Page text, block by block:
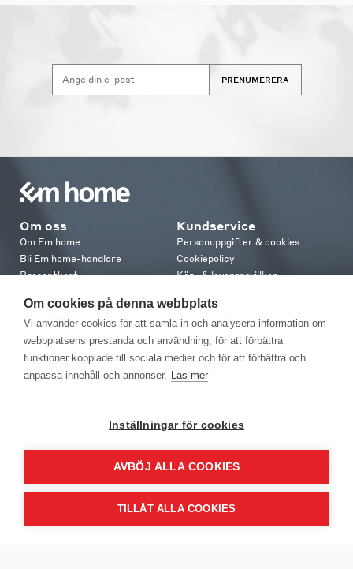
Om cookies på denna webbplats
Vi använder cookies för att samla in och analysera information om
webbplatsens prestanda och användning, för att förbättra
funktioner kopplade till sociala medier och för att förbättra och
anpassa innehåll och annonser. Läs mer
Inställningar för cookies
AVBÖJ ALLA COOKIES
TILLÅT ALLA COOKIES
PRENUMERERA
Om oss
Om Em home
Bli Em home-handlare
Presentkort
Em home Club
Medlemsvillkor
Kundservice
Personuppgifter & cookies
Cookiepolicy
Köp- & leveransvillkor
Retur & reklamation
Kontakt
Kontakta oss